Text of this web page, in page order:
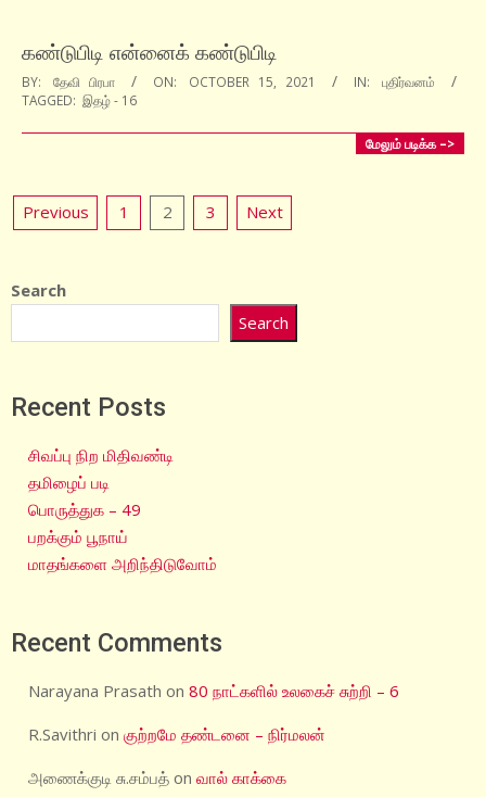
கண்டுபிடி என்னைக் கண்டுபிடி
2021-
10-
15
BY: தேவி பிரபா ON: OCTOBER 15, 2021 IN:
புதிர்வனம்
TAGGED: இதழ் - 16
மேலும் படிக்க –>
Posts
Previous 1 2 3 Next
Search
Search
Recent Posts
சிவப்பு நிற மிதிவண்டி
தமிழைப் படி
பொருத்துக – 49
பறக்கும் பூநாய்
மாதங்களை அறிந்திடுவோம்
Recent Comments
Narayana Prasath on80 நாட்களில் உலகைச் சுற்றி – 6
R.Savithri onகுற்றமே தண்டனை – நிர்மலன்
அணைக்குடி சு.சம்பத் onவால் காக்கை